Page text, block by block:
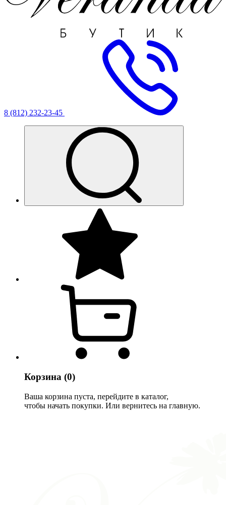
8 (812) 232-23-45
Корзина (0)
Ваша корзина пуста, перейдите в каталог,
чтобы начать покупки. Или вернитесь на главную.